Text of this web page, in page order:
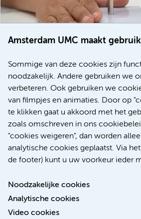
Amsterdam UMC maakt
Sommige van deze cookies zijn
noodzakelijk. Andere gebruiken we
verbeteren. Ook gebruiken we
van filmpjes en animaties. Door op
te klikken gaat u akkoord met het
zoals omschreven in ons
"cookies weigeren", dan worden
analytische cookies geplaatst. Via
de footer) kunt u uw voorkeur ieder
Noodzakelijke cookies
Analytische cookies
Video cookies
voor patiënten met
Meer
Toegankelijkheidsverklaring